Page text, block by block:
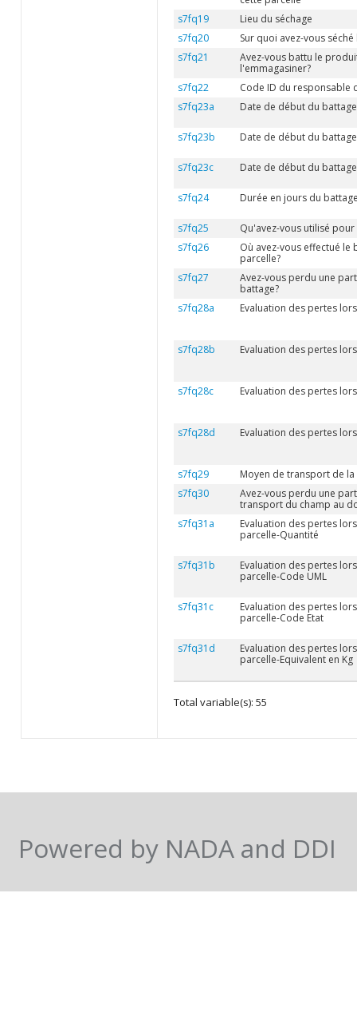
s7fq19
Lieu du séchage
s7fq20
Sur quoi avez-vous
s7fq21
Avez-vous battu le
l'emmagasiner?
s7fq22
Code ID du responsable
s7fq23a
Date de début du
s7fq23b Date de début du
s7fq23c Date de début du
s7fq24 Durée en jours du
s7fq25
Qu'avez-vous utilisé pour
s7fq26
Où avez-vous effectué
parcelle?
s7fq27
Avez-vous perdu une
battage?
s7fq28a
Evaluation des pertes
s7fq28b Evaluation des pertes
s7fq28c Evaluation des pertes
s7fq28d Evaluation des pertes
s7fq29
Moyen de transport de
s7fq30
Avez-vous perdu une
transport du champ au
s7fq31a
Evaluation des pertes
parcelle-Quantité
s7fq31b
Evaluation des pertes
parcelle-Code UML
s7fq31c
Evaluation des pertes
parcelle-Code Etat
s7fq31d
Evaluation des pertes
parcelle-Equivalent en Kg
Total variable(s): 55
Powered by NADA and DDI